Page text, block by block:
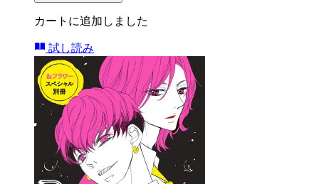
カートに追加しました
試し読み